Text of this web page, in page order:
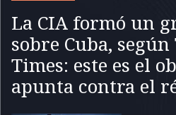
La CIA formó un
sobre Cuba,
Times: este es el
apunta contra el